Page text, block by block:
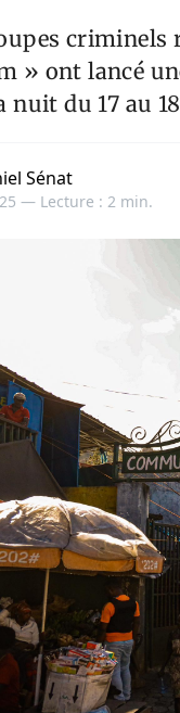
criminels
» ont lancé
nuit du 17 au
Sénat
— Lecture : 2 min.